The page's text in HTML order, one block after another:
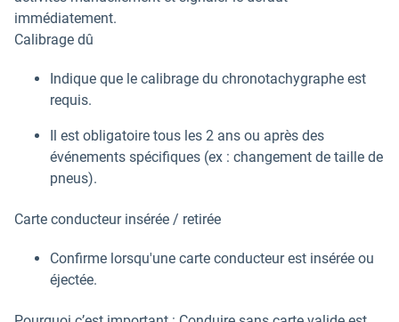
immédiatement.
Calibrage dû
Indique que le calibrage du chronotachygraphe est
requis.
Il est obligatoire tous les 2 ans ou après des
événements spécifiques (ex : changement de taille de
pneus).
Carte conducteur insérée / retirée
Confirme lorsqu'une carte conducteur est insérée ou
éjectée.